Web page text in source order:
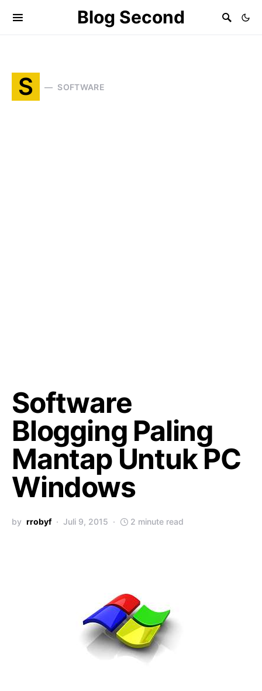
Blog Second
S SOFTWARE
Software
Blogging Paling
Mantap Untuk PC
Windows
by rrobyf Juli 9, 2015 2 minute read